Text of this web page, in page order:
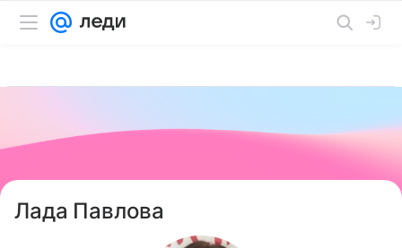
Лада Павлова